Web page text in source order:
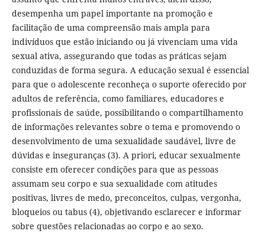
desempenha um papel importante na promoção e
facilitação de uma compreensão mais ampla para
indivíduos que estão iniciando ou já vivenciam uma vida
sexual ativa, assegurando que todas as práticas sejam
conduzidas de forma segura. A educação sexual é essencial
para que o adolescente reconheça o suporte oferecido por
adultos de referência, como familiares, educadores e
profissionais de saúde, possibilitando o compartilhamento
de informações relevantes sobre o tema e promovendo o
desenvolvimento de uma sexualidade saudável, livre de
dúvidas e inseguranças (3). A priori, educar sexualmente
consiste em oferecer condições para que as pessoas
assumam seu corpo e sua sexualidade com atitudes
positivas, livres de medo, preconceitos, culpas, vergonha,
bloqueios ou tabus (4), objetivando esclarecer e informar
sobre questões relacionadas ao corpo e ao sexo.